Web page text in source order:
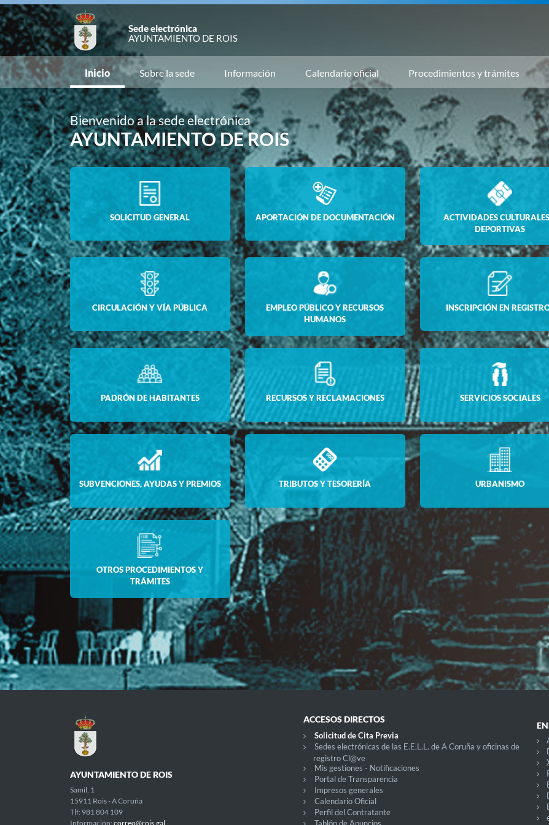
Sede electrónica
AYUNTAMIENTO DE ROIS
Inicio Sobre la sede Información Calendario oficial Procedimientos y trámites
Bienvenido a la sede electrónica
AYUNTAMIENTO DE ROIS
SOLICITUD GENERAL APORTACIÓN DE DOCUMENTACIÓN
ACTIVIDADES
DEPORTIVAS
CIRCULACIÓN Y VÍA PÚBLICA
EMPLEO PÚBLICO Y RECURSOS
HUMANOS
INSCRIPCIÓN EN
PADRÓN DE HABITANTES RECURSOS Y RECLAMACIONES SERVICIOS SOCIALES
SUBVENCIONES, AYUDAS Y PREMIOS TRIBUTOS Y TESORERÍA URBANISMO
OTROS PROCEDIMIENTOS Y
TRÁMITES
AYUNTAMIENTO DE ROIS
Samil, 1
15911 Rois - A Coruña
Tlf: 981 804 109
Información: correo@rois.gal
ACCESOS DIRECTOS
Solicitud de Cita Previa
Sedes electrónicas de las E.E.L.L. de A Coruña y oficinas de
registro Cl@ve
Mis gestiones - Notificaciones
Portal de Transparencia
Impresos generales
Calendario Oficial
Perfil del Contratante